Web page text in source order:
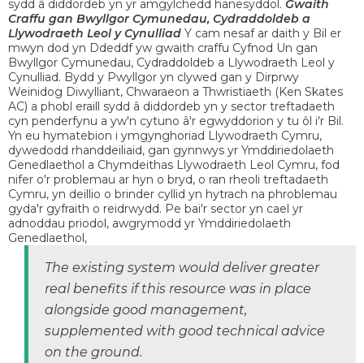
sydd â diddordeb yn yr amgylchedd hanesyddol. Gwaith
Craffu gan Bwyllgor Cymunedau, Cydraddoldeb a
Llywodraeth Leol y Cynulliad Y cam nesaf ar daith y Bil er
mwyn dod yn Ddeddf yw gwaith craffu Cyfnod Un gan
Bwyllgor Cymunedau, Cydraddoldeb a Llywodraeth Leol y
Cynulliad. Bydd y Pwyllgor yn clywed gan y Dirprwy
Weinidog Diwylliant, Chwaraeon a Thwristiaeth (Ken Skates
AC) a phobl eraill sydd â diddordeb yn y sector treftadaeth
cyn penderfynu a yw'n cytuno â'r egwyddorion y tu ôl i'r Bil.
Yn eu hymatebion i ymgynghoriad Llywodraeth Cymru,
dywedodd rhanddeiliaid, gan gynnwys yr Ymddiriedolaeth
Genedlaethol a Chymdeithas Llywodraeth Leol Cymru, fod
nifer o'r problemau ar hyn o bryd, o ran rheoli treftadaeth
Cymru, yn deillio o brinder cyllid yn hytrach na phroblemau
gyda'r gyfraith o reidrwydd. Pe bai'r sector yn cael yr
adnoddau priodol, awgrymodd yr Ymddiriedolaeth
Genedlaethol,
The existing system would deliver greater
real benefits if this resource was in place
alongside good management,
supplemented with good technical advice
on the ground.